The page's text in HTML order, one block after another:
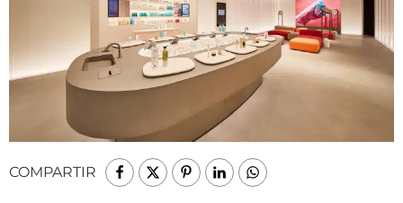
COMPARTIR